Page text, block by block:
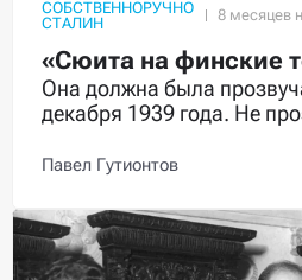
СОБСТВЕННОРУЧНО
СТАЛИН
«Сюита на финские
Она должна была
декабря 1939 года. Не
Павел Гутионтов